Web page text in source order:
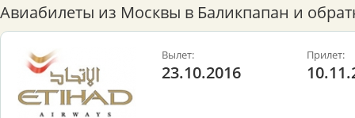
Авиабилеты из Москвы в Баликпапан и
Вылет:
23.10.2016
Прилет: